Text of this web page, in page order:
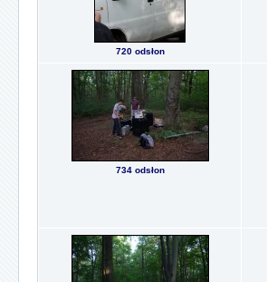
720 odsłon
734 odsłon